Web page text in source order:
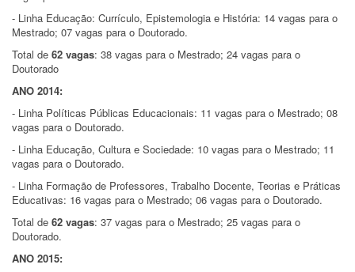
- Linha Educação: Currículo, Epistemologia e História: 14 vagas para o
Mestrado; 07 vagas para o Doutorado.
Total de 62 vagas: 38 vagas para o Mestrado; 24 vagas para o
Doutorado
ANO 2014:
- Linha Políticas Públicas Educacionais: 11 vagas para o Mestrado; 08
vagas para o Doutorado.
- Linha Educação, Cultura e Sociedade: 10 vagas para o Mestrado; 11
vagas para o Doutorado.
- Linha Formação de Professores, Trabalho Docente, Teorias e Práticas
Educativas: 16 vagas para o Mestrado; 06 vagas para o Doutorado.
Total de 62 vagas: 37 vagas para o Mestrado; 25 vagas para o
Doutorado.
ANO 2015: